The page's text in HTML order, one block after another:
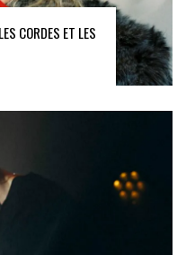
CORDES ET LES